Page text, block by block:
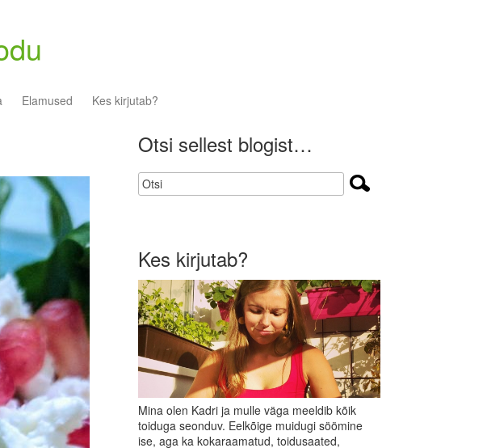
Elamused Kes kirjutab?
Otsi sellest blogist…
Kes kirjutab?
Mina olen Kadri ja mulle väga meeldib kõik
toiduga seonduv. Eelkõige muidugi söömine
ise, aga ka kokaraamatud, toidusaated,